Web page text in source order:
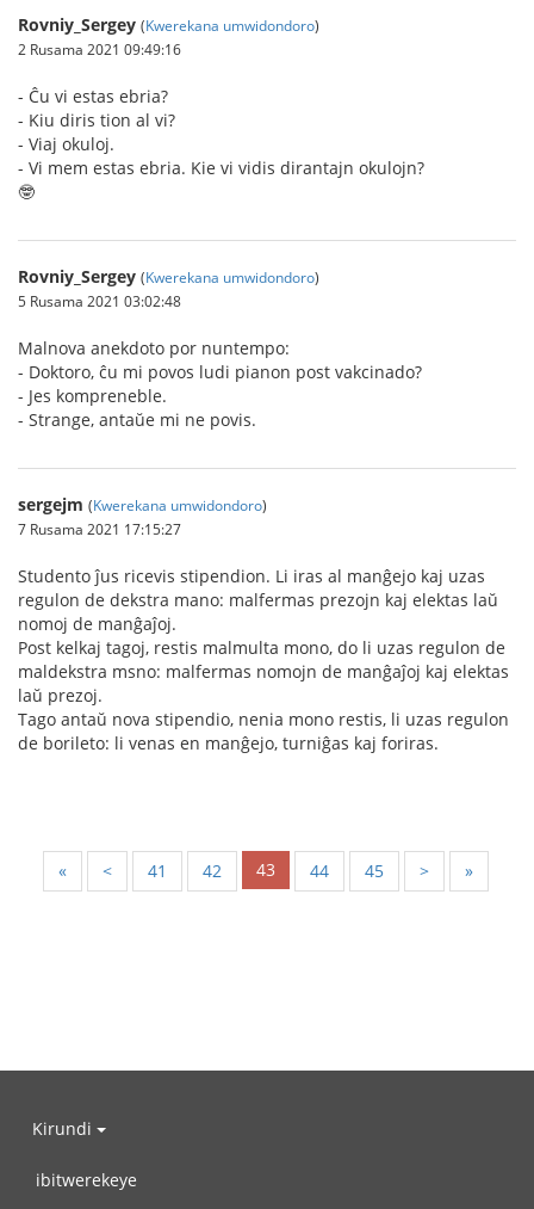
Rovniy_Sergey (Kwerekana umwidondoro)
2 Rusama 2021 09:49:16
- Ĉu vi estas ebria?
- Kiu diris tion al vi?
- Viaj okuloj.
- Vi mem estas ebria. Kie vi vidis dirantajn okulojn?
🤓
Rovniy_Sergey (Kwerekana umwidondoro)
5 Rusama 2021 03:02:48
Malnova anekdoto por nuntempo:
- Doktoro, ĉu mi povos ludi pianon post vakcinado?
- Jes kompreneble.
- Strange, antaŭe mi ne povis.
sergejm (Kwerekana umwidondoro)
7 Rusama 2021 17:15:27
Studento ĵus ricevis stipendion. Li iras al manĝejo kaj uzas
regulon de dekstra mano: malfermas prezojn kaj elektas laŭ
nomoj de manĝaĵoj.
Post kelkaj tagoj, restis malmulta mono, do li uzas regulon de
maldekstra msno: malfermas nomojn de manĝaĵoj kaj elektas
laŭ prezoj.
Tago antaŭ nova stipendio, nenia mono restis, li uzas regulon
de borileto: li venas en manĝejo, turniĝas kaj foriras.
« < 41 42 43 44 45 > »
Kirundi
ibitwerekeye